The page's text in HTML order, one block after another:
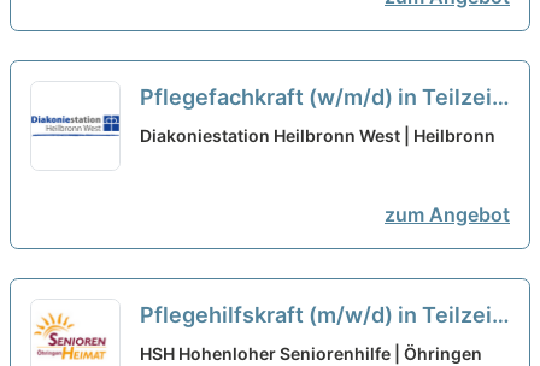
Pflegefachkraft (w/m/d) in Teilzeit
(75%) - Hier bist Du richtig! neu
Diakoniestation Heilbronn West | Heilbronn
zum Angebot
Pflegehilfskraft (m/w/d) in Teilzeit
- Sichere Dir jetzt Deinen
HSH Hohenloher Seniorenhilfe | Öhringen